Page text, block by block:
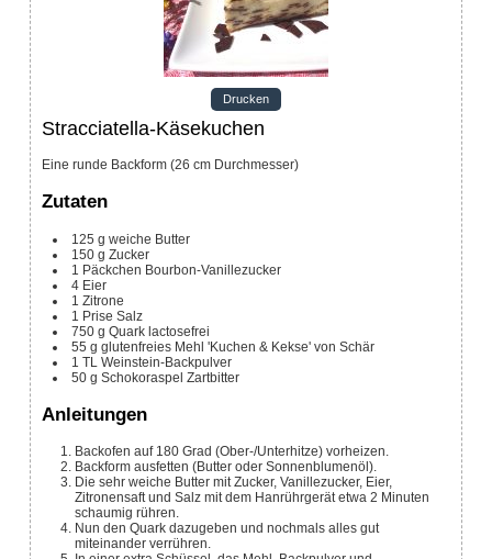
Drucken
Stracciatella-Käsekuchen
Eine runde Backform (26 cm Durchmesser)
Zutaten
125 g weiche Butter
150 g Zucker
1 Päckchen Bourbon-Vanillezucker
4 Eier
1 Zitrone
1 Prise Salz
750 g Quark lactosefrei
55 g glutenfreies Mehl 'Kuchen & Kekse' von Schär
1 TL Weinstein-Backpulver
50 g Schokoraspel Zartbitter
Anleitungen
Backofen auf 180 Grad (Ober-/Unterhitze) vorheizen.
Backform ausfetten (Butter oder Sonnenblumenöl).
Die sehr weiche Butter mit Zucker, Vanillezucker, Eier,
Zitronensaft und Salz mit dem Hanrührgerät etwa 2 Minuten
schaumig rühren.
Nun den Quark dazugeben und nochmals alles gut
miteinander verrühren.